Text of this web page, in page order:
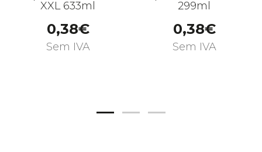
XXL 633ml
0,38€
Sem IVA
299ml
0,38€
Sem IVA